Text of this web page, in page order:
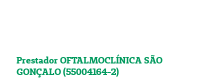
Prestador OFTALMOCLÍNICA SÃO
GONÇALO (55004164-2)